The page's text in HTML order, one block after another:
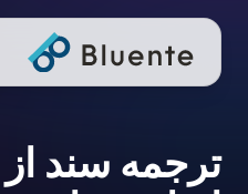
ترجمه سند